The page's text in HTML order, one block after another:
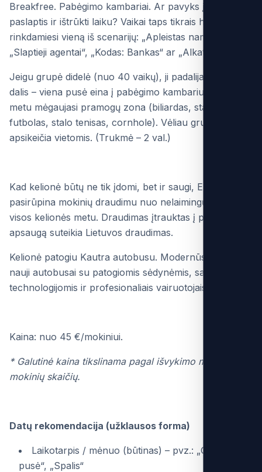
Breakfree. Pabėgimo kambariai. Ar pavyks įveikti
paslaptis ir ištrūkti laiku? Vaikai taps tikrais herojais
rinkdamiesi vieną iš scenarijų: „Apleistas namas“,
„Slaptieji agentai“, „Kodas: Bankas“ ar „Alkatrasas“.
Jeigu grupė didelė (nuo 40 vaikų), ji padalijama į dvi
dalis – viena pusė eina į pabėgimo kambarius, kita tuo
metu mėgaujasi pramogų zona (biliardas, stalo
futbolas, stalo tenisas, cornhole). Vėliau grupės
apsikeičia vietomis. (Trukmė – 2 val.)
Kad kelionė būtų ne tik įdomi, bet ir saugi, EPSAM
pasirūpina mokinių draudimu nuo nelaimingų atsitikimų
visos kelionės metu. Draudimas įtrauktas į paketą,
apsaugą suteikia Lietuvos draudimas.
Kelionė patogiu Kautra autobusu. Modernūs, saugūs ir
nauji autobusai su patogiomis sėdynėmis, saugumo
technologijomis ir profesionaliais vairuotojais.
Kaina: nuo 45 €/mokiniui.
* Galutinė kaina tikslinama pagal išvykimo miestą ir
mokinių skaičių.
Datų rekomendacija (užklausos forma)
Laikotarpis / mėnuo (būtinas) – pvz.: „Gegužės 2
pusė“, „Spalis“